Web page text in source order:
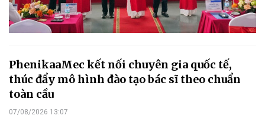
PhenikaaMec kết nối chuyên gia quốc tế,
thúc đẩy mô hình đào tạo bác sĩ theo chuẩn
toàn cầu
07/08/2026 13:07